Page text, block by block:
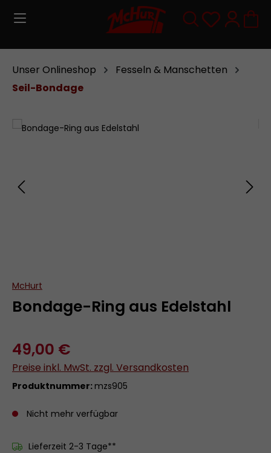
Zum Hauptinhalt springen Du hast
Unser Onlineshop
Fesseln & Manschetten
Seil-Bondage
Bildergalerie überspringen
Bondage-Ring aus Edelstahl
McHurt
49,00 €
Preise inkl. MwSt. zzgl. Versandkosten
Produktnummer: mzs905
Nicht mehr verfügbar
Lieferzeit 2-3 Tage**